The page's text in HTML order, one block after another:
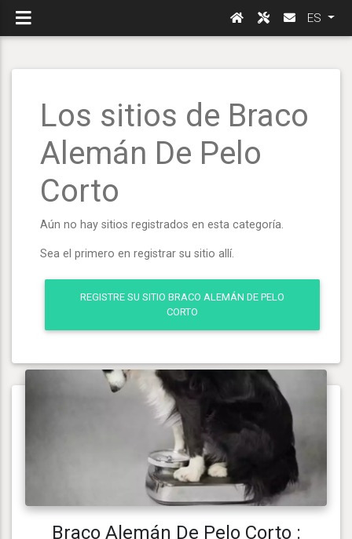
ES
Los sitios de Braco
Alemán De Pelo
Corto
Aún no hay sitios registrados en esta categoría.
Sea el primero en registrar su sitio allí.
REGISTRE SU SITIO BRACO ALEMÁN DE PELO
CORTO
Braco Alemán De Pelo Corto :